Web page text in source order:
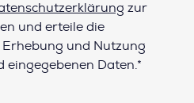
zur
und erteile die
und Nutzung
eingegebenen Daten.*